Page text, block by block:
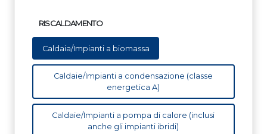
RISCALDAMENTO
Caldaia/Impianti a biomassa
Caldaie/Impianti a condensazione (classe
energetica A)
Caldaie/Impianti a pompa di calore (inclusi
anche gli impianti ibridi)